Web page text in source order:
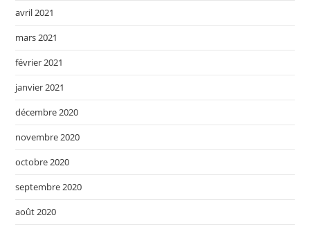
avril 2021
mars 2021
février 2021
janvier 2021
décembre 2020
novembre 2020
octobre 2020
septembre 2020
août 2020